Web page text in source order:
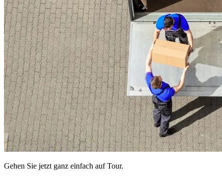
Gehen Sie jetzt ganz einfach auf Tour.